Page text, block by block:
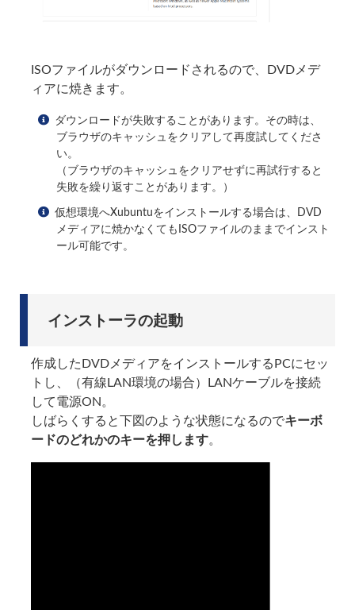
ISOファイルがダウンロードされるので、DVDメデ
ィアに焼きます。
ダウンロードが失敗することがあります。その時は、
ブラウザのキャッシュをクリアして再度試してくださ
い。
（ブラウザのキャッシュをクリアせずに再試行すると
失敗を繰り返すことがあります。）
仮想環境へXubuntuをインストールする場合は、DVD
メディアに焼かなくてもISOファイルのままでインスト
ール可能です。
インストーラの起動
作成したDVDメディアをインストールするPCにセッ
トし、（有線LAN環境の場合）LANケーブルを接続
して電源ON。
しばらくすると下図のような状態になるのでキーボ
ードのどれかのキーを押します。